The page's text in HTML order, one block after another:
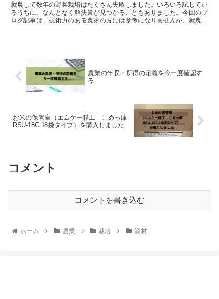
就農して数年の野菜栽培はたくさん失敗しました。いろいろ試してい
るうちに、なんとなく解決策が見つかることもありました。今回のブ
ログ記事は、技術力のある農家の方には参考になりませんが、就農し
農業の年収・所得の定義を今一度確認す
る
お米の保管庫（エムケー精工 こめっ庫
RSU-18C 18袋タイプ）を購入しました
コメント
コメントを書き込む
ホーム 農業 栽培 資材